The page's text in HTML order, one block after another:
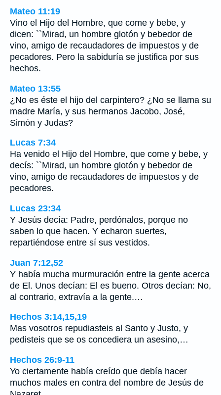
Mateo 11:19
Vino el Hijo del Hombre, que come y bebe, y
dicen: ``Mirad, un hombre glotón y bebedor de
vino, amigo de recaudadores de impuestos y de
pecadores. Pero la sabiduría se justifica por sus
hechos.
Mateo 13:55
¿No es éste el hijo del carpintero? ¿No se llama su
madre María, y sus hermanos Jacobo, José,
Simón y Judas?
Lucas 7:34
Ha venido el Hijo del Hombre, que come y bebe, y
decís: ``Mirad, un hombre glotón y bebedor de
vino, amigo de recaudadores de impuestos y de
pecadores.
Lucas 23:34
Y Jesús decía: Padre, perdónalos, porque no
saben lo que hacen. Y echaron suertes,
repartiéndose entre sí sus vestidos.
Juan 7:12,52
Y había mucha murmuración entre la gente acerca
de El. Unos decían: El es bueno. Otros decían: No,
al contrario, extravía a la gente.…
Hechos 3:14,15,19
Mas vosotros repudiasteis al Santo y Justo, y
pedisteis que se os concediera un asesino,…
Hechos 26:9-11
Yo ciertamente había creído que debía hacer
muchos males en contra del nombre de Jesús de